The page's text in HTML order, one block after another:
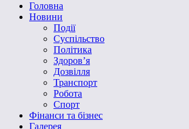
Головна
Новини
Події
Суспільство
Політика
Здоров’я
Дозвілля
Транспорт
Робота
Спорт
Фінанси та бізнес
Галерея